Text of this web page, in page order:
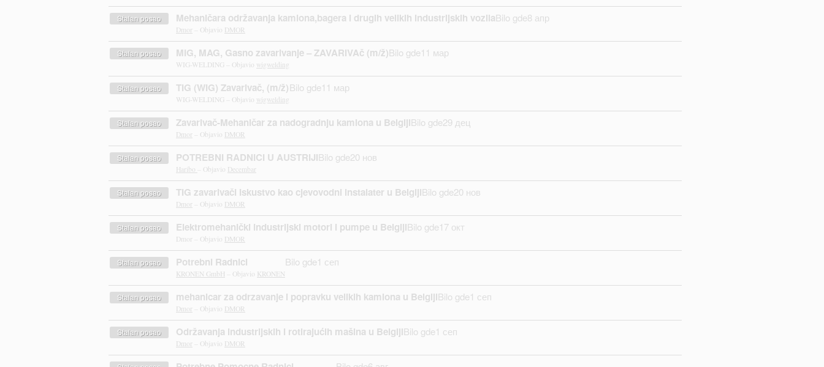
Stalan posao Mehaničara održavanja kamiona,bagera i drugih velikih industrijskih vozila
Dmor – Objavio DMOR
Bilo gde8 апр
Stalan posao MIG, MAG, Gasno zavarivanje – ZAVARIVAč (m/ž)
WIG-WELDING – Objavio wigwelding
Bilo gde11 мар
Stalan posao TIG (WIG) Zavarivač, (m/ž)
WIG-WELDING – Objavio wigwelding
Bilo gde11 мар
Stalan posao Zavarivač-Mehaničar za nadogradnju kamiona u Belgiji
Dmor – Objavio DMOR
Bilo gde29 дец
Stalan posao POTREBNI RADNICI U AUSTRIJI
Haribo – Objavio Decembar
Bilo gde20 нов
Stalan posao TIG zavarivači Iskustvo kao cjevovodni instalater u Belgiji
Dmor – Objavio DMOR
Bilo gde20 нов
Stalan posao Elektromehanički industrijski motori i pumpe u Belgiji
Dmor – Objavio DMOR
Bilo gde17 окт
Stalan posao Potrebni Radnici
KRONEN GmbH – Objavio KRONEN
Bilo gde1 сеп
Stalan posao mehanicar za odrzavanje i popravku velikih kamiona u Belgiji
Dmor – Objavio DMOR
Bilo gde1 сеп
Stalan posao Održavanja industrijskih i rotirajućih mašina u Belgiji
Dmor – Objavio DMOR
Bilo gde1 сеп